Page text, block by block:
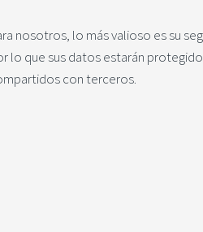
nosotros, lo más valioso es su
lo que sus datos estarán
con terceros.